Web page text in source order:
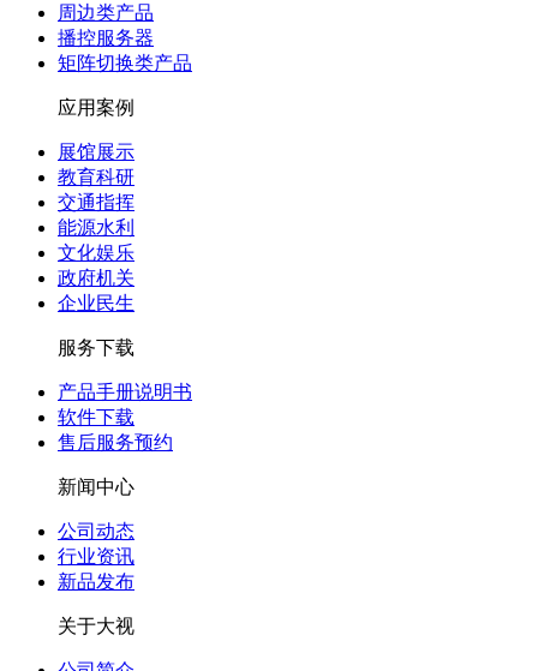
周边类产品
播控服务器
矩阵切换类产品
应用案例
展馆展示
教育科研
交通指挥
能源水利
文化娱乐
政府机关
企业民生
服务下载
产品手册说明书
软件下载
售后服务预约
新闻中心
公司动态
行业资讯
新品发布
关于大视